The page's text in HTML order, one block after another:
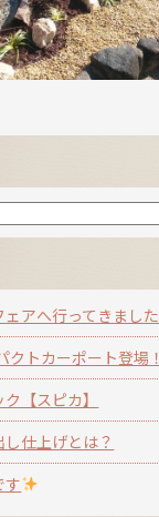
アへ行ってきました
クトカーポート登場！
【スピカ】
仕上げとは？
す